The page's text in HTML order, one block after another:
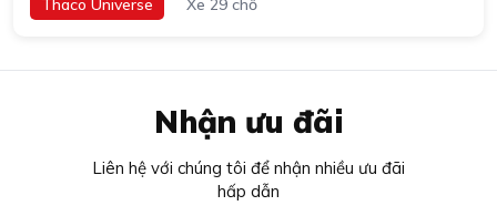
Thaco Universe Xe 29 chỗ
Nhận ưu đãi
Liên hệ với chúng tôi để nhận nhiều ưu đãi
hấp dẫn